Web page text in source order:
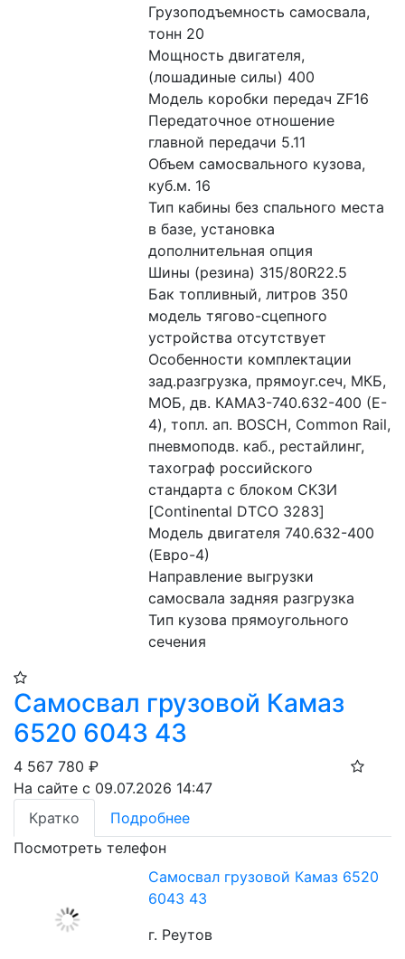
Грузоподъемность самосвала,
тонн 20
Мощность двигателя,
(лошадиные силы) 400
Модель коробки передач ZF16
Передаточное отношение
главной передачи 5.11
Объем самосвального кузова,
куб.м. 16
Тип кабины без спального места
в базе, установка
дополнительная опция
Шины (резина) 315/80R22.5
Бак топливный, литров 350
модель тягово-сцепного
устройства отсутствует
Особенности комплектации
зад.разгрузка, прямоуг.сеч, МКБ,
МОБ, дв. КАМАЗ-740.632-400 (E-
4), топл. ап. BOSCH, Common Rail,
пневмоподв. каб., рестайлинг,
тахограф российского
стандарта с блоком СКЗИ
[Continental DTCO 3283]
Модель двигателя 740.632-400
(Евро-4)
Направление выгрузки
самосвала задняя разгрузка
Тип кузова прямоугольного
сечения
Самосвал грузовой Камаз
6520 6043 43
4 567 780 ₽
На сайте с 09.07.2026 14:47
Кратко
Подробнее
Посмотреть телефон
Самосвал грузовой Камаз 6520
6043 43
г. Реутов